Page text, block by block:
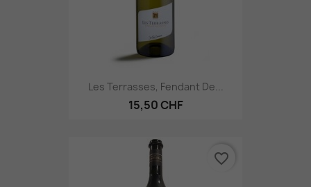
Les Terrasses, Fendant De...
15,50 CHF
favorite_border